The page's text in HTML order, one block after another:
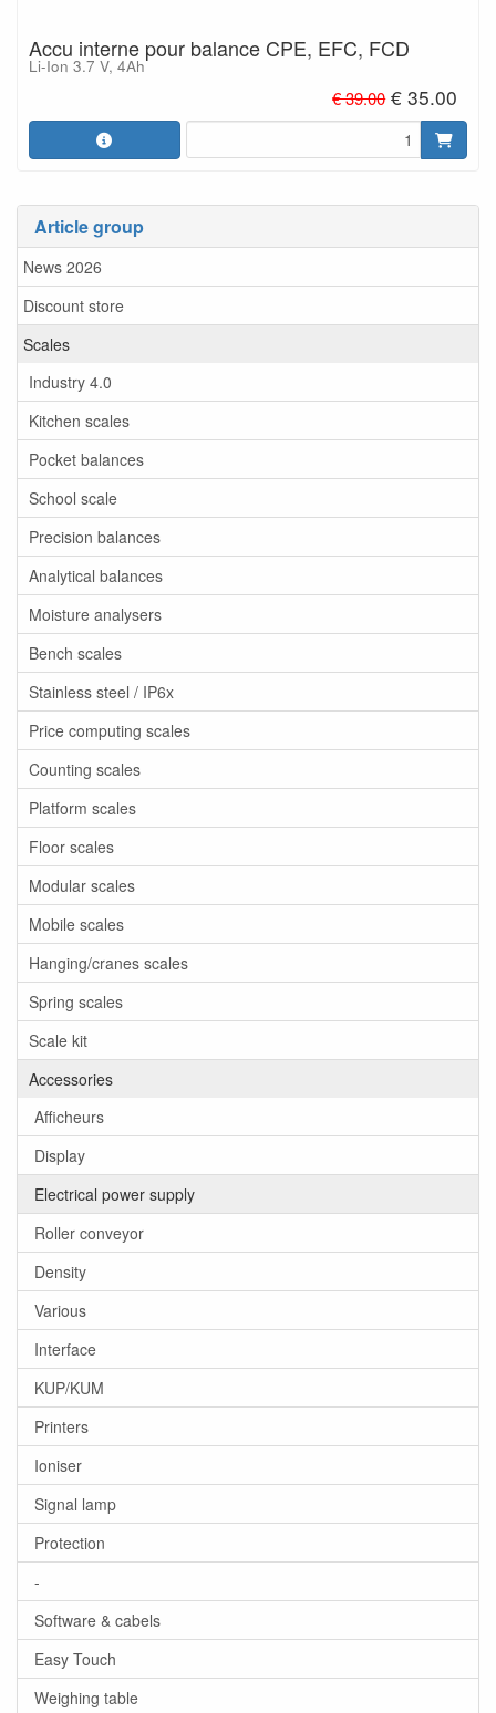
Article group
News 2026
Discount store
Scales
Industry 4.0
Kitchen scales
Pocket balances
School scale
Precision balances
Analytical balances
Moisture analysers
Bench scales
Stainless steel / IP6x
Price computing scales
Counting scales
Platform scales
Floor scales
Modular scales
Mobile scales
Hanging/cranes scales
Spring scales
Scale kit
Accessories
Afficheurs
Display
Electrical power supply
Roller conveyor
Density
Various
Interface
KUP/KUM
Printers
Ioniser
Signal lamp
Protection
-
Software & cabels
Easy Touch
Weighing table
Accu interne pour balance CPE, EFC, FCD
Li-Ion 3.7 V, 4Ah
€ 39.00 € 35.00